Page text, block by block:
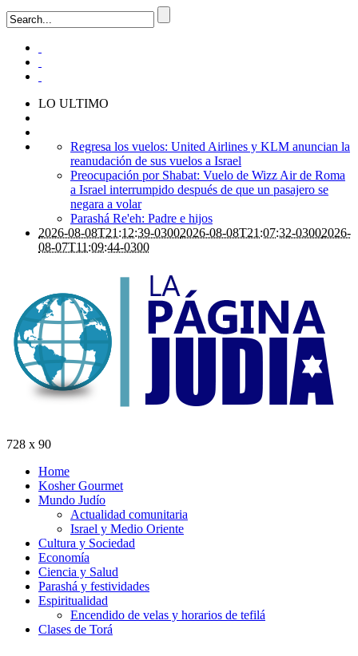
LO ULTIMO
Regresa los vuelos: United Airlines y KLM anuncian la
reanudación de sus vuelos a Israel
Preocupación por Shabat: Vuelo de Wizz Air de Roma
a Israel interrumpido después de que un pasajero se
negara a volar
Parashá Re'eh: Padre e hijos
2026-08-08T21:12:39-03002026-08-08T21:07:32-03002026-
08-07T11:09:44-0300
728 x 90
Home
Kosher Gourmet
Mundo Judío
Actualidad comunitaria
Israel y Medio Oriente
Cultura y Sociedad
Economía
Ciencia y Salud
Parashá y festividades
Espiritualidad
Encendido de velas y horarios de tefilá
Clases de Torá